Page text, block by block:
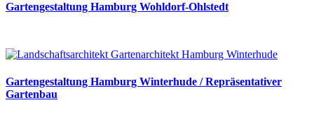
Gartengestaltung Hamburg Wohldorf-Ohlstedt
Gartengestaltung Hamburg Winterhude / Repräsentativer
Gartenbau